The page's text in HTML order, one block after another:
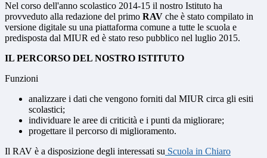
Nel corso dell'anno scolastico 2014-15 il nostro Istituto ha
provveduto alla redazione del primo RAV che è stato compilato in
versione digitale su una piattaforma comune a tutte le scuola e
predisposta dal MIUR ed è stato reso pubblico nel luglio 2015.
IL PERCORSO DEL NOSTRO ISTITUTO
Funzioni
analizzare i dati che vengono forniti dal MIUR circa gli esiti
scolastici;
individuare le aree di criticità e i punti da migliorare;
progettare il percorso di miglioramento.
Il RAV è a disposizione degli interessati su Scuola in Chiaro